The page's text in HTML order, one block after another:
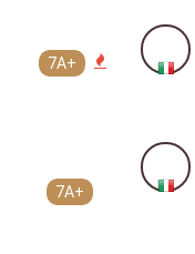
7A+
7A+